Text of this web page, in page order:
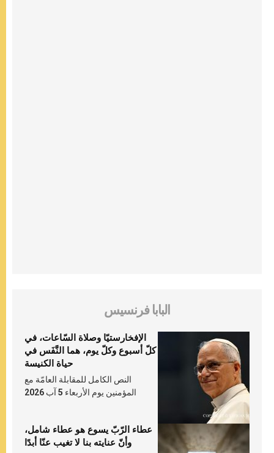
البابا فرنسيس
الإفخارستيّا وصلاة السّاعات، في
كلّ أسبوع وكلّ يوم، هما النَّفَس في
حياة الكنيسة
النص الكامل للمقابلة العامّة مع
المؤمنين يوم الأربعاء 5 آب 2026
عطاء الرّبّ يسوع هو عطاء شامل،
وأنّ عنايته بنا لا تغيب عنّا أبدًا